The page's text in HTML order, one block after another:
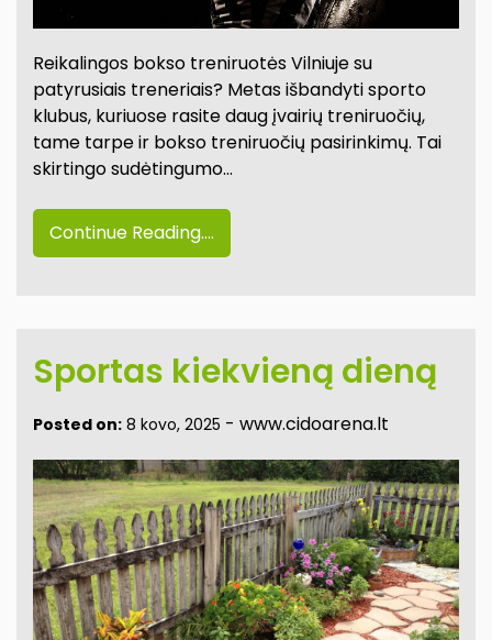
Reikalingos bokso treniruotės Vilniuje su
patyrusiais treneriais? Metas išbandyti sporto
klubus, kuriuose rasite daug įvairių treniruočių,
tame tarpe ir bokso treniruočių pasirinkimų. Tai
skirtingo sudėtingumo…
Continue Reading....
Sportas kiekvieną dieną
Posted on: 8 kovo, 2025 - www.cidoarena.lt